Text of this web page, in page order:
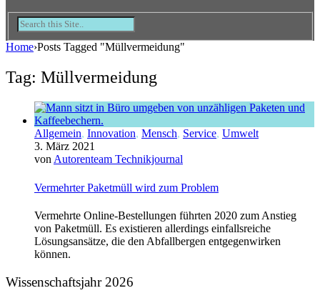
Home›Posts Tagged "Müllvermeidung"
Tag: Müllvermeidung
Allgemein, Innovation, Mensch, Service, Umwelt
3. März 2021
von Autorenteam Technikjournal
Vermehrter Paketmüll wird zum Problem
Vermehrte Online-Bestellungen führten 2020 zum Anstieg
von Paketmüll. Es existieren allerdings einfallsreiche
Lösungsansätze, die den Abfallbergen entgegenwirken
können.
Wissenschaftsjahr 2026